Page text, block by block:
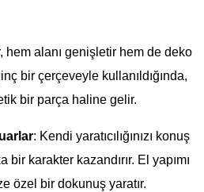
hem alanı genişletir hem de deko
bir çerçeveyle kullanıldığında,
bir parça haline gelir.
: Kendi yaratıcılığınızı konuş
karakter kazandırır. El yapımı
özel bir dokunuş yaratır.